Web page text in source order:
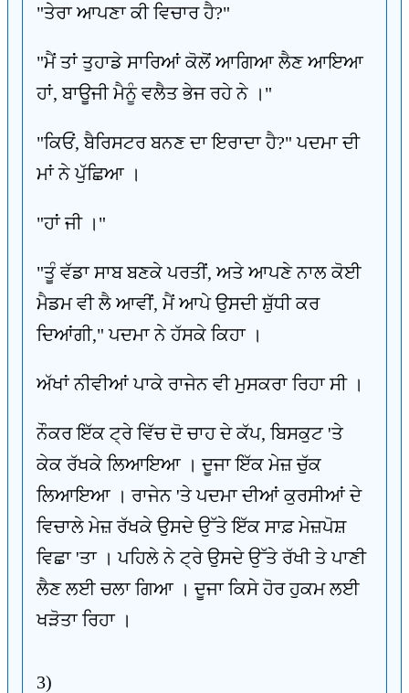
"ਤੇਰਾ ਆਪਣਾ ਕੀ ਵਿਚਾਰ ਹੈ?"
"ਮੈਂ ਤਾਂ ਤੁਹਾਡੇ ਸਾਰਿਆਂ ਕੋਲੋਂ ਆਗਿਆ ਲੈਣ ਆਇਆ
ਹਾਂ, ਬਾਊਜੀ ਮੈਨੂੰ ਵਲੈਤ ਭੇਜ ਰਹੇ ਨੇ ।"
"ਕਿਓਂ, ਬੈਰਿਸਟਰ ਬਨਣ ਦਾ ਇਰਾਦਾ ਹੈ?" ਪਦਮਾ ਦੀ
ਮਾਂ ਨੇ ਪੁੱਛਿਆ ।
"ਹਾਂ ਜੀ ।"
"ਤੂੰ ਵੱਡਾ ਸਾਬ ਬਣਕੇ ਪਰਤੀਂ, ਅਤੇ ਆਪਣੇ ਨਾਲ ਕੋਈ
ਮੈਡਮ ਵੀ ਲੈ ਆਵੀਂ, ਮੈਂ ਆਪੇ ਉਸਦੀ ਸ਼ੁੱਧੀ ਕਰ
ਦਿਆਂਗੀ," ਪਦਮਾ ਨੇ ਹੱਸਕੇ ਕਿਹਾ ।
ਅੱਖਾਂ ਨੀਵੀਆਂ ਪਾਕੇ ਰਾਜੇਨ ਵੀ ਮੁਸਕਰਾ ਰਿਹਾ ਸੀ ।
ਨੌਕਰ ਇੱਕ ਟ੍ਰੇ ਵਿੱਚ ਦੋ ਚਾਹ ਦੇ ਕੱਪ, ਬਿਸਕੁਟ 'ਤੇ
ਕੇਕ ਰੱਖਕੇ ਲਿਆਇਆ । ਦੂਜਾ ਇੱਕ ਮੇਜ਼ ਚੁੱਕ
ਲਿਆਇਆ । ਰਾਜੇਨ 'ਤੇ ਪਦਮਾ ਦੀਆਂ ਕੁਰਸੀਆਂ ਦੇ
ਵਿਚਾਲੇ ਮੇਜ਼ ਰੱਖਕੇ ਉਸਦੇ ਉੱਤੇ ਇੱਕ ਸਾਫ਼ ਮੇਜ਼ਪੋਸ਼
ਵਿਛਾ 'ਤਾ । ਪਹਿਲੇ ਨੇ ਟ੍ਰੇ ਉਸਦੇ ਉੱਤੇ ਰੱਖੀ ਤੇ ਪਾਣੀ
ਲੈਣ ਲਈ ਚਲਾ ਗਿਆ । ਦੂਜਾ ਕਿਸੇ ਹੋਰ ਹੁਕਮ ਲਈ
ਖੜੋਤਾ ਰਿਹਾ ।
3)